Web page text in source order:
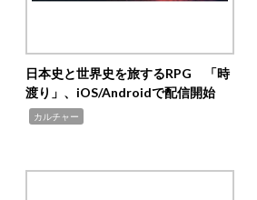
日本史と世界史を旅するRPG 「時
渡り」、iOS/Androidで配信開始
カルチャー